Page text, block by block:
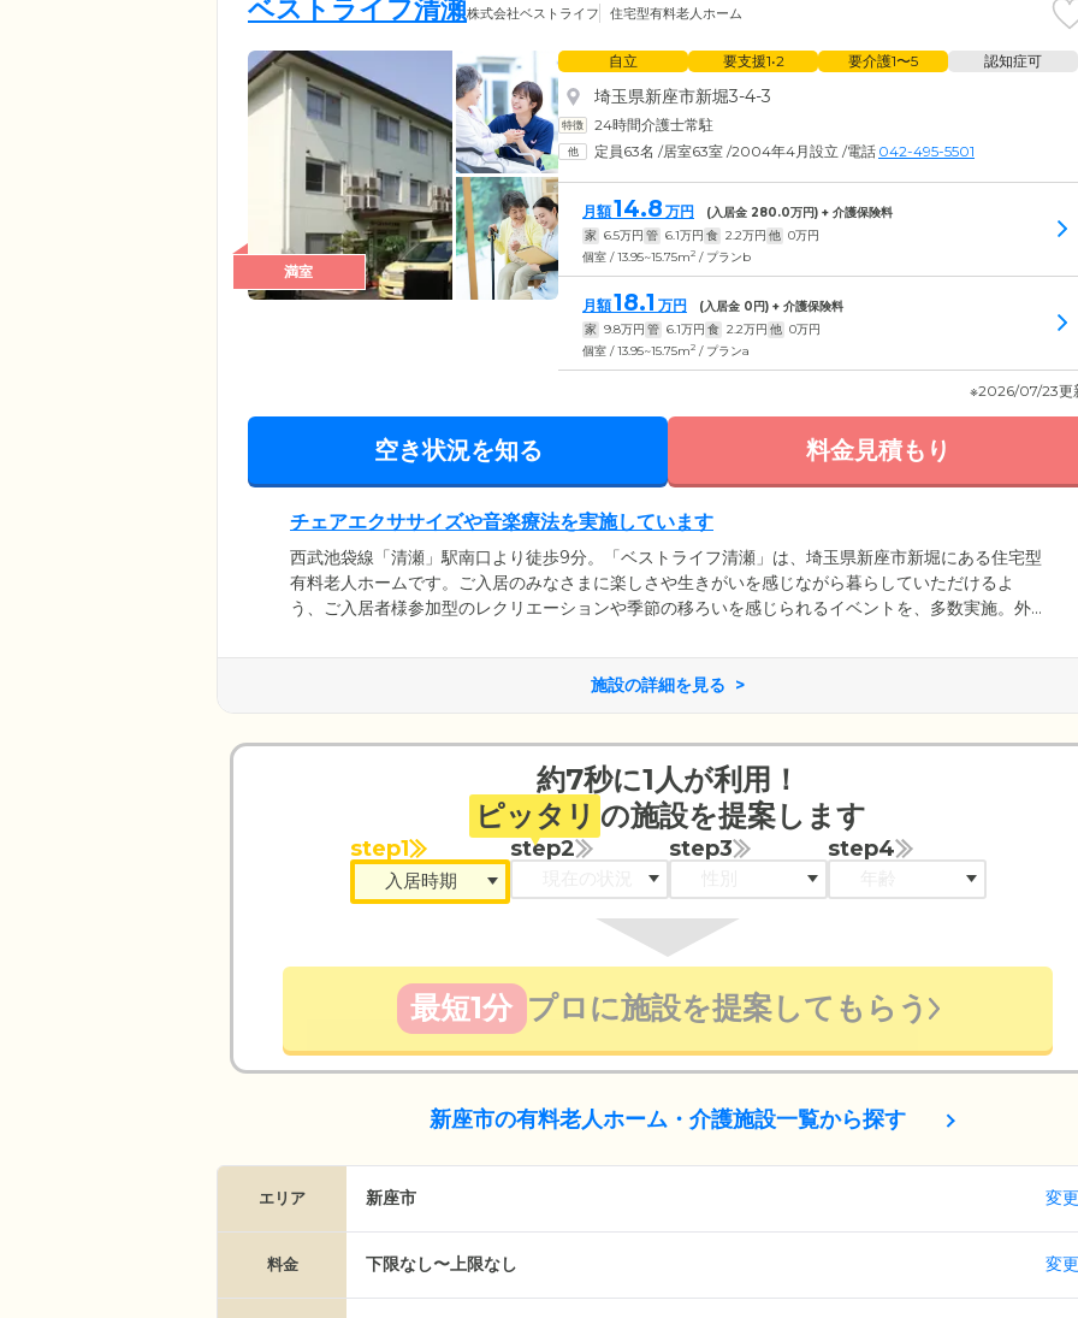
ベストライフ清瀬株式会社ベストライフ 住宅型有料老人ホーム
満室
自立 要支援1•2 要介護1〜5 認知症可
埼玉県新座市新堀3-4-3
24時間介護士常駐
定員63名 /居室63室 /2004年4月設立 /電話 042-495-5501
月額14.8 万円 (入居金 280.0万円) + 介護保険料
家 6.5万円 管 6.1万円 食 2.2万円 他 0万円
個室 / 13.95~15.75m2 / プランb
月額18.1 万円 (入居金 0円) + 介護保険料
家 9.8万円 管 6.1万円 食 2.2万円 他 0万円
個室 / 13.95~15.75m2 / プランa
※2026/07/23更
空き状況を知る 料金見積もり
チェアエクササイズや音楽療法を実施しています
西武池袋線「清瀬」駅南口より徒歩9分。「ベストライフ清瀬」は、埼玉県新座市新堀にある住宅型
有料老人ホームです。ご入居のみなさまに楽しさや生きがいを感じながら暮らしていただけるよ
う、ご入居者様参加型のレクリエーションや季節の移ろいを感じられるイベントを、多数実施。外
そのため、楽しみながら運動の機会を確保することが可能。ほかにも、納涼祭や運動会といった、
みなさまで盛り上がれるイベントをとおして、活動的な日々をお過ごしいただけます。
施設の詳細を見る
約7秒に1人が利用！
ピッタリ の施設を提案します
step1 step2 step3 step4
最短1分 プロに施設を提案してもらう
新座市の有料老人ホーム・介護施設一覧から探す
エリア 新座市 変更
料金 下限なし〜上限なし 変更